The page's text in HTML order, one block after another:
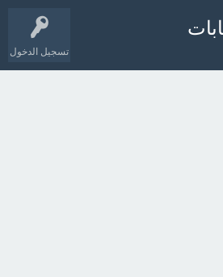
تسجيل الدخول